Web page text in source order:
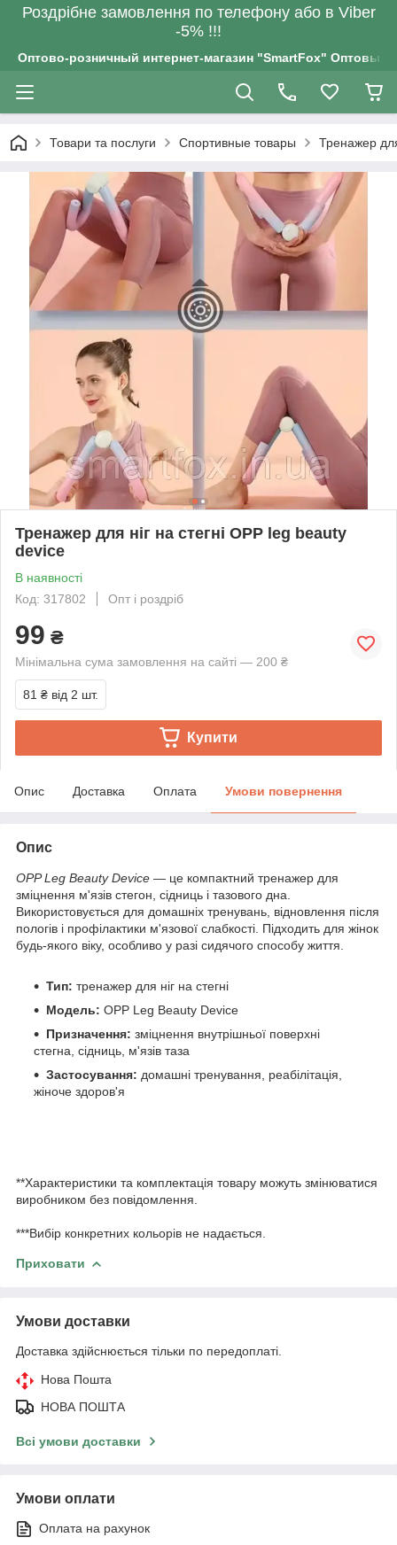
Роздрiбне замовлення по телефону або в Viber
-5% !!!
Оптово-розничный интернет-магазин "SmartFox" Оптовым
Товари та послуги Спортивные товары Тренажер
Тренажер для ніг на стегні OPP leg beauty
device
В наявності
Код: 317802
Опт і роздріб
99 ₴
Мінімальна сума замовлення на сайті — 200 ₴
81 ₴ від 2 шт.
Купити
Опис Доставка Оплата Умови повернення
Опис
OPP Leg Beauty Device — це компактний тренажер для
зміцнення м'язів стегон, сідниць і тазового дна.
Використовується для домашніх тренувань, відновлення після
пологів і профілактики м'язової слабкості. Підходить для жінок
будь-якого віку, особливо у разі сидячого способу життя.
Тип: тренажер для ніг на стегні
Модель: OPP Leg Beauty Device
Призначення: зміцнення внутрішньої поверхні
стегна, сідниць, м'язів таза
Застосування: домашні тренування, реабілітація,
жіноче здоров'я
**Характеристики та комплектація товару можуть змінюватися
виробником без повідомлення.
***Вибір конкретних кольорів не надається.
Приховати
Умови доставки
Доставка здійснюється тільки по передоплаті.
Нова Пошта
НОВА ПОШТА
Всі умови доставки
Умови оплати
Оплата на рахунок